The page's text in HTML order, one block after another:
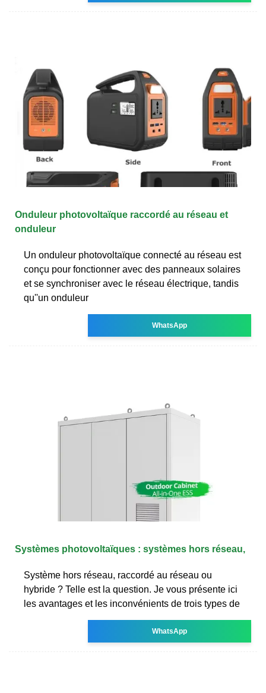
Onduleur photovoltaïque raccordé au réseau et
onduleur
Un onduleur photovoltaïque connecté au réseau est
conçu pour fonctionner avec des panneaux solaires
et se synchroniser avec le réseau électrique, tandis
qu''un onduleur
WhatsApp
Systèmes photovoltaïques : systèmes hors réseau,
Système hors réseau, raccordé au réseau ou
hybride ? Telle est la question. Je vous présente ici
les avantages et les inconvénients de trois types de
WhatsApp